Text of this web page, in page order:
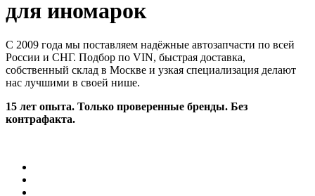
для иномарок
С 2009 года мы поставляем надёжные автозапчасти по всей
России и СНГ. Подбор по VIN, быстрая доставка,
собственный склад в Москве и узкая специализация делают
нас лучшими в своей нише.
15 лет опыта. Только проверенные бренды. Без
контрафакта.